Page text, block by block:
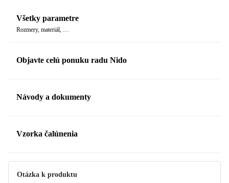
Všetky parametre
Rozmery, materiál, …
Objavte celú ponuku radu Nido
Návody a dokumenty
Vzorka čalúnenia
Otázka k produktu